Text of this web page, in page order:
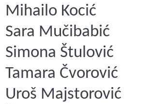
Mihailo Kocić
Sara Mučibabić
Simona Štulović
Tamara Čvorović
Uroš Majstorović